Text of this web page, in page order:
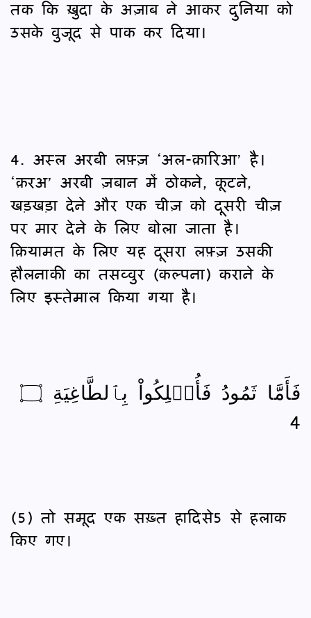
तक कि ख़ुदा के अज़ाब ने आकर दुनिया को
उसके वुजूद से पाक कर दिया।
4. अस्ल अरबी लफ़्ज़ ‘अल-क़ारिआ’ है।
‘क़रअ’ अरबी ज़बान में ठोकने, कूटने,
खड़खड़ा देने और एक चीज़ को दूसरी चीज़
पर मार देने के लिए बोला जाता है।
क़ियामत के लिए यह दूसरा लफ़्ज़ उसकी
हौलनाकी का तसव्वुर (कल्पना) कराने के
लिए इस्तेमाल किया गया है।
فَأَمَّا ثَمُودُ فَأُهۡلِكُواْ بِٱلطَّاغِيَةِ ۝
4
(5) तो समूद एक सख़्त हादिसे5 से हलाक
किए गए।